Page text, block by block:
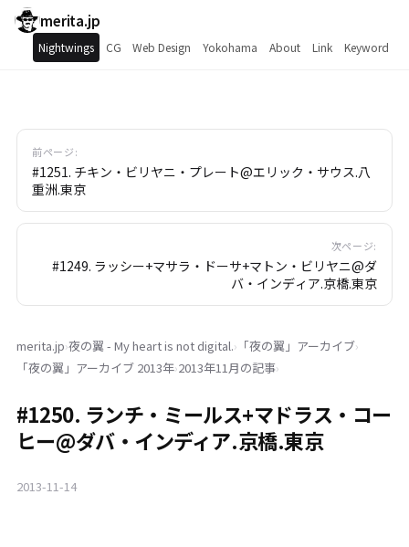
merita.jp
Nightwings CG Web Design Yokohama About Link Keyword
前ページ:
#1251. チキン・ビリヤニ・プレート@エリック・サウス.八
重洲.東京
次ページ:
#1249. ラッシー+マサラ・ドーサ+マトン・ビリヤニ@ダ
バ・インディア.京橋.東京
merita.jp›夜の翼 - My heart is not digital.› 「夜の翼」 アーカイブ›
「夜の翼」 アーカイブ 2013年›2013年11月の記事›
#1250. ランチ・ミールス+マドラス・コー
ヒー@ダバ・インディア.京橋.東京
2013-11-14